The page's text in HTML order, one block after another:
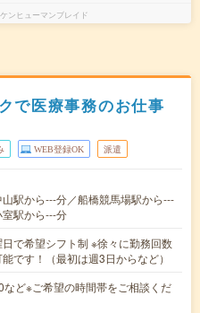
ンヒューマンブレイド
で医療事務のお仕事
WEB登録OK 派遣
駅から---分／船橋競馬場駅から---
駅から---分
日で希望シフト制 ※徐々に勤務回数
です！（最初は週3日からなど）
ど※ご希望の時間帯をご相談くだ